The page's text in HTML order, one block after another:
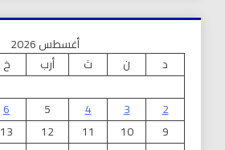
أغسطس 2026
د
ن ث أرب خ
2
3
4
5
6
9
10
11
12
13